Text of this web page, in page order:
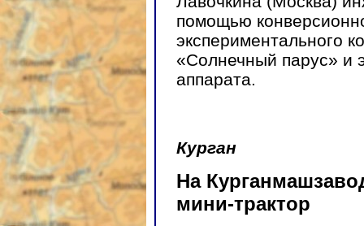
помощью
экспериментального
«Солнечный парус» и
аппарата.
Курган
На
мини-трактор